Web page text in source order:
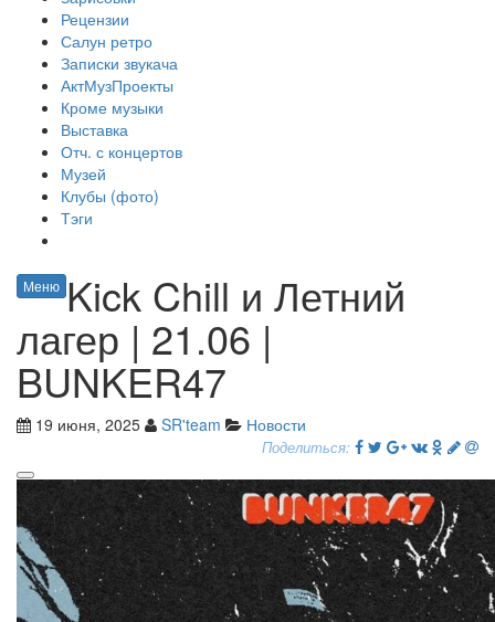
Рецензии
Салун ретро
Записки звукача
АктМузПроекты
Кроме музыки
Выставка
Отч. с концертов
Музей
Клубы (фото)
Тэги
Меню Kick Chill и Летний
лагер | 21.06 |
BUNKER47
19 июня, 2025 SR'team Новости
Поделиться: